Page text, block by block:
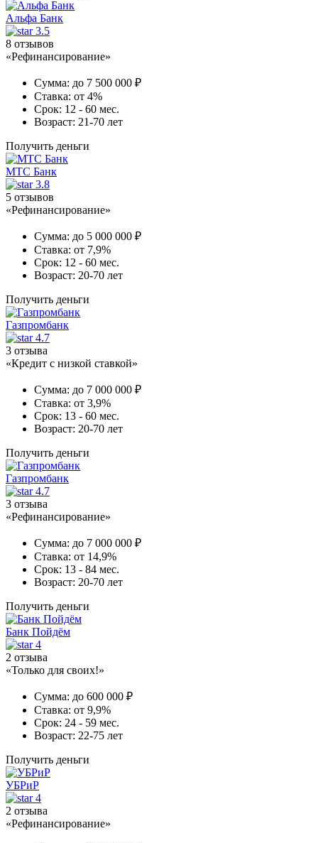
Альфа Банк
3.5
8 отзывов
«Рефинансирование»
Сумма: до 7 500 000 ₽
Ставка: от 4%
Срок: 12 - 60 мес.
Возраст: 21-70 лет
Получить деньги
МТС Банк
3.8
5 отзывов
«Рефинансирование»
Сумма: до 5 000 000 ₽
Ставка: от 7,9%
Срок: 12 - 60 мес.
Возраст: 20-70 лет
Получить деньги
Газпромбанк
4.7
3 отзыва
«Кредит с низкой ставкой»
Сумма: до 7 000 000 ₽
Ставка: от 3,9%
Срок: 13 - 60 мес.
Возраст: 20-70 лет
Получить деньги
Газпромбанк
4.7
3 отзыва
«Рефинансирование»
Сумма: до 7 000 000 ₽
Ставка: от 14,9%
Срок: 13 - 84 мес.
Возраст: 20-70 лет
Получить деньги
Банк Пойдём
4
2 отзыва
«Только для своих!»
Сумма: до 600 000 ₽
Ставка: от 9,9%
Срок: 24 - 59 мес.
Возраст: 22-75 лет
Получить деньги
УБРиР
4
2 отзыва
«Рефинансирование»